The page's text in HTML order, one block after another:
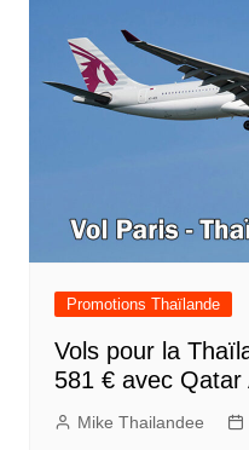
Promotions Thaïlande
Vols pour la
581 € avec Qatar
Mike Thailandee